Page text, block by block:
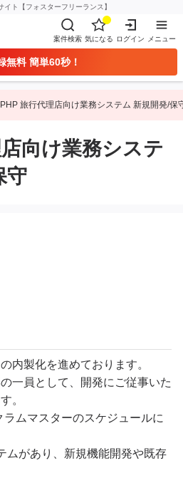
ト【フォスターフリーランス】
案件検索 気になる ログイン メニュー
無料 簡単60秒！
PHP 旅行代理店向け業務システム 新規開発/保
向け業務システ
守
内製化を進めております。
一員として、開発にご従事いた
。
ムマスターのスケジュールに
ムがあり、新規機能開発や既存